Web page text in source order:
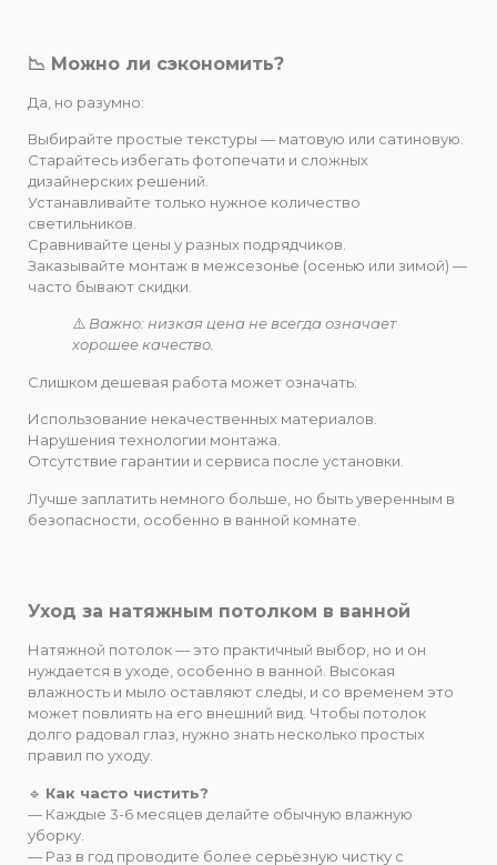
📉 Можно ли сэкономить?
Да, но разумно:
Выбирайте простые текстуры — матовую или сатиновую.
Старайтесь избегать фотопечати и сложных
дизайнерских решений.
Устанавливайте только нужное количество
светильников.
Сравнивайте цены у разных подрядчиков.
Заказывайте монтаж в межсезонье (осенью или зимой) —
часто бывают скидки.
⚠️ Важно: низкая цена не всегда означает
хорошее качество.
Слишком дешевая работа может означать:
Использование некачественных материалов.
Нарушения технологии монтажа.
Отсутствие гарантии и сервиса после установки.
Лучше заплатить немного больше, но быть уверенным в
безопасности, особенно в ванной комнате.
Уход за натяжным потолком в ванной
Натяжной потолок — это практичный выбор, но и он
нуждается в уходе, особенно в ванной. Высокая
влажность и мыло оставляют следы, и со временем это
может повлиять на его внешний вид. Чтобы потолок
долго радовал глаз, нужно знать несколько простых
правил по уходу.
🔹 Как часто чистить?
— Каждые 3-6 месяцев делайте обычную влажную
уборку.
— Раз в год проводите более серьёзную чистку с